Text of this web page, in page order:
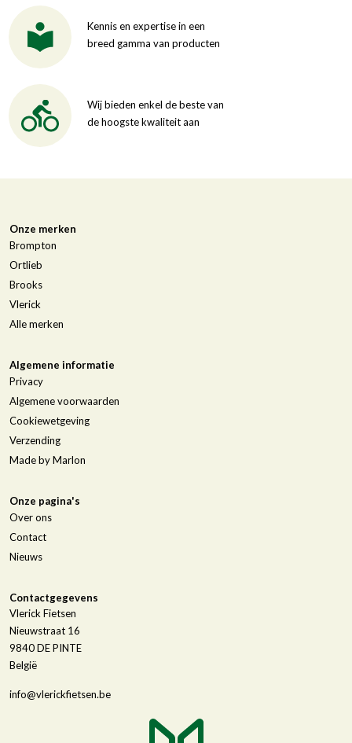
Kennis en expertise in een
breed gamma van producten
Wij bieden enkel de beste van
de hoogste kwaliteit aan
Onze merken
Brompton
Ortlieb
Brooks
Vlerick
Alle merken
Algemene informatie
Privacy
Algemene voorwaarden
Cookiewetgeving
Verzending
Made by Marlon
Onze pagina's
Over ons
Contact
Nieuws
Contactgegevens
Vlerick Fietsen
Nieuwstraat 16
9840DE PINTE
België
info@vlerickfietsen.be